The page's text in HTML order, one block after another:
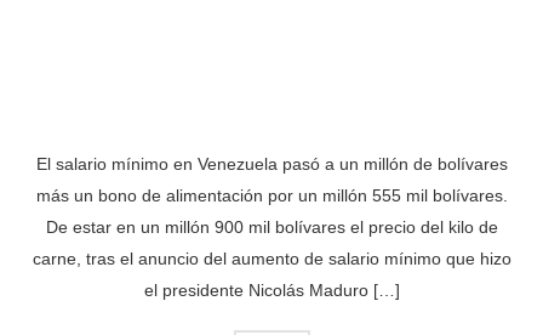
El salario mínimo en Venezuela pasó a un millón de bolívares
más un bono de alimentación por un millón 555 mil bolívares.
De estar en un millón 900 mil bolívares el precio del kilo de
carne, tras el anuncio del aumento de salario mínimo que hizo
el presidente Nicolás Maduro […]